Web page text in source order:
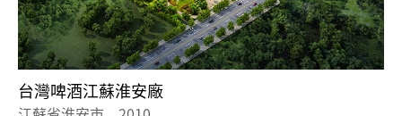
台灣啤酒江蘇淮安廠